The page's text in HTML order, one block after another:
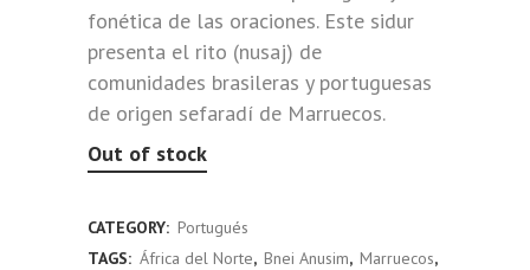
fonética de las oraciones. Este sidur
presenta el rito (nusaj) de
comunidades brasileras y portuguesas
de origen sefaradí de Marruecos.
Out of stock
CATEGORY: Portugués
TAGS: África del Norte, Bnei Anusim, Marruecos,